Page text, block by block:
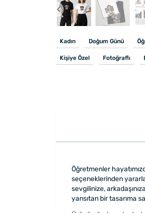
Kadın Doğum Günü
Kişiye Özel Fotoğraflı
Öğretmenler
seçeneklerinden
sevgilinize,
yansıtan bir tasarıma